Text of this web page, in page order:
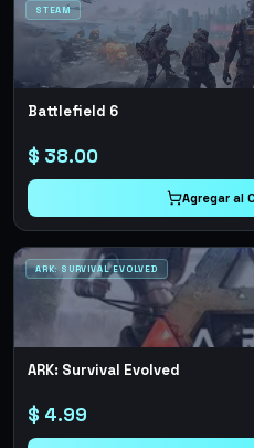
STEAM
Battlefield 6
$ 38.00
Agregar al
ARK: SURVIVAL EVOLVED
ARK: Survival Evolved
$ 4.99